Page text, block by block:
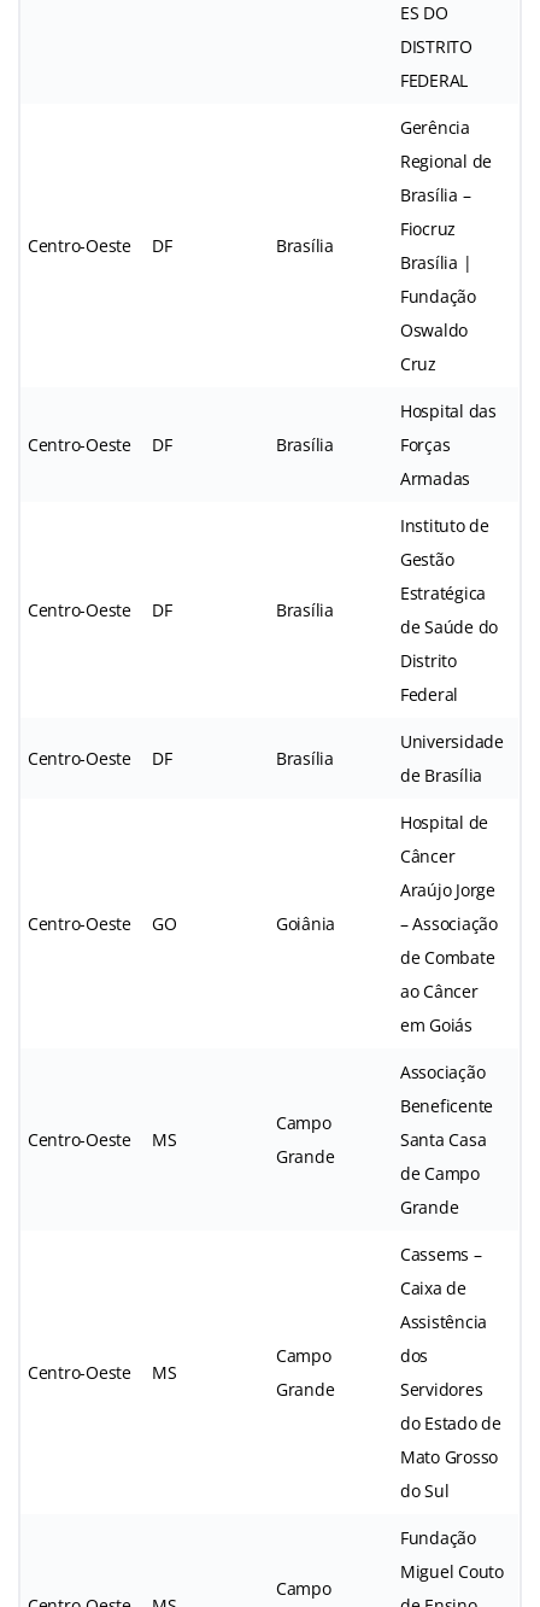
ES DO
DISTRITO
FEDERAL
Centro-Oeste DF Brasília
Gerência
Regional de
Brasília –
Fiocruz
Brasília |
Fundação
Oswaldo
Cruz
Centro-Oeste DF Brasília
Hospital das
Forças
Armadas
Centro-Oeste DF Brasília
Instituto de
Gestão
Estratégica
de Saúde do
Distrito
Federal
Centro-Oeste DF Brasília
Universidade
de Brasília
Centro-Oeste GO Goiânia
Hospital de
Câncer
Araújo Jorge
– Associação
de Combate
ao Câncer
em Goiás
Centro-Oeste MS
Campo
Grande
Associação
Beneficente
Santa Casa
de Campo
Grande
Centro-Oeste MS
Campo
Grande
Cassems –
Caixa de
Assistência
dos
Servidores
do Estado de
Mato Grosso
do Sul
Campo
Fundação
Miguel Couto